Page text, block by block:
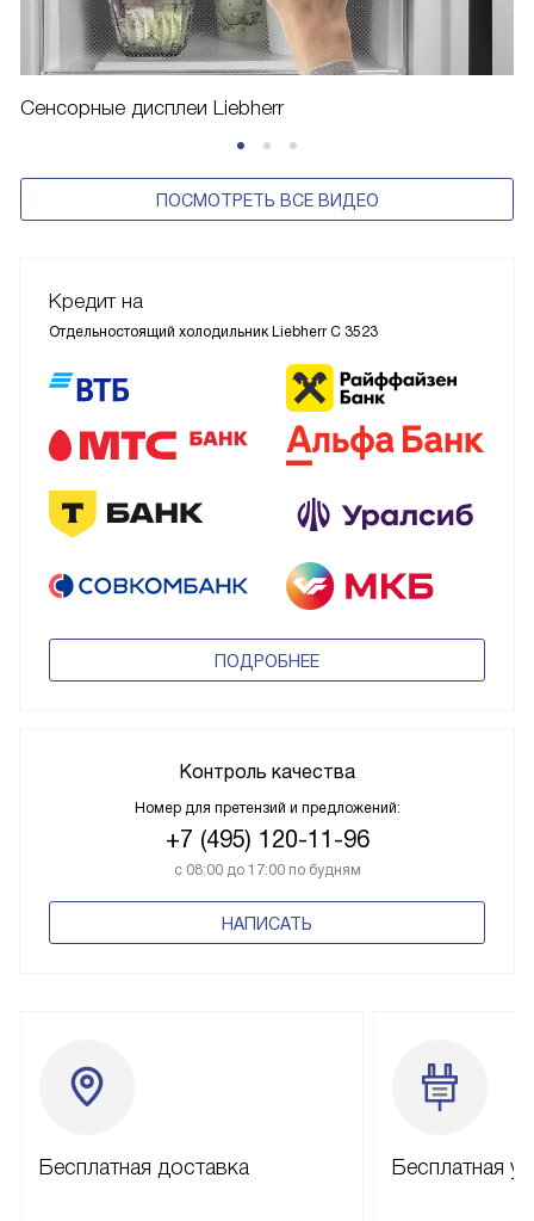
Сенсорные дисплеи Liebherr
ПОСМОТРЕТЬ ВСЕ ВИДЕО
Кредит на
Отдельностоящий холодильник Liebherr C 3523
ПОДРОБНЕЕ
Контроль качества
Номер для претензий и предложений:
+7 (495) 120-11-96
с 08:00 до 17:00 по будням
НАПИСАТЬ
Бесплатная доставка Бесплатная